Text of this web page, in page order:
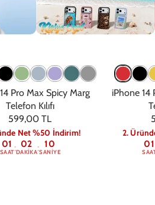
Pro Max Spicy Marg
Telefon Kılıfı
599,00 TL
Net %50 İndirim!
01
SAAT: 02
DAKIKA: 09
SANIYE
iPhone 14
2.
01